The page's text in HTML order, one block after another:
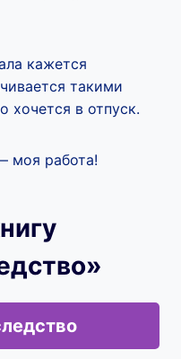
кажется
такими
хочется в отпуск.
моя работа!